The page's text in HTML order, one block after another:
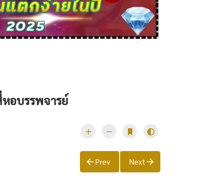
อบรรพจารย์
Prev Next